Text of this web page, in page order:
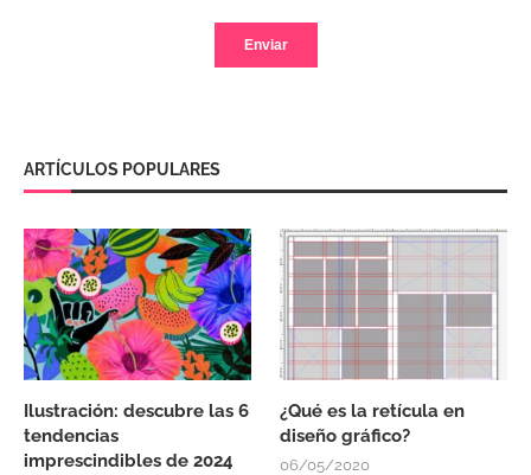
ARTÍCULOS POPULARES
Ilustración: descubre las 6
tendencias
imprescindibles de 2024
¿Qué es la retícula en
diseño gráfico?
06/05/2020